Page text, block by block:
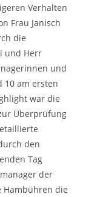
Verhalten
Frau Janisch
die
und Herr
und
10 am ersten
war die
Überprüfung
den
Tag
der
Hambühren die